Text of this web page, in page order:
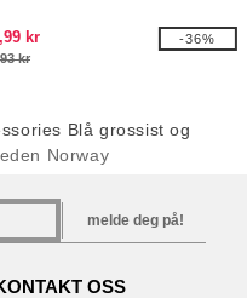
kr
kr
-36%
Blå grossist og
Norway
melde deg på!
OSS